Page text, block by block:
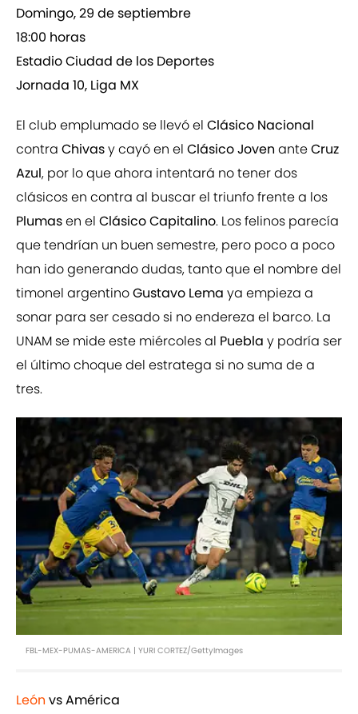
Domingo, 29 de septiembre
18:00 horas
Estadio Ciudad de los Deportes
Jornada 10, Liga MX
El club emplumado se llevó el Clásico Nacional
contra Chivasy cayó en el Clásico Joven anteCruz
Azul, por lo que ahora intentará no tener dos
clásicos en contra al buscar el triunfo frente a los
Plumasen el Clásico Capitalino. Los felinos parecía
que tendrían un buen semestre, pero poco a poco
han ido generando dudas, tanto que el nombre del
timonel argentinoGustavo Lema ya empieza a
sonar para ser cesado si no endereza el barco. La
UNAM se mide este miércoles al Puebla y podría ser
el último choque del estratega si no suma de a
tres.
FBL-MEX-PUMAS-AMERICA | YURI CORTEZ/GettyImages
León vs América